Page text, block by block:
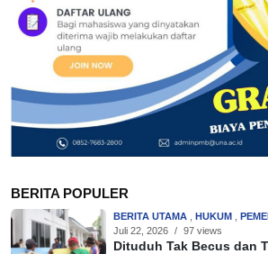
BERITA POPULER
BERITA UTAMA HUKUM
Juli 22, 2026 / 97 views
Dituduh Tak Becus dan